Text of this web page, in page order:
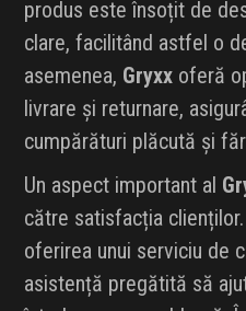
produs este însoțit de
clare, facilitând astfel o
asemenea, Gryxx oferă
livrare și returnare,
cumpărături plăcută și
Un aspect important al
către satisfacția
oferirea unui serviciu de
asistență pregătită să